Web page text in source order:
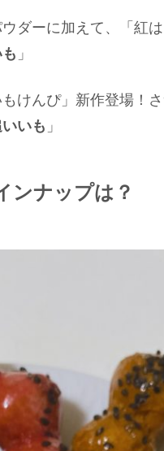
ダーに加えて、「紅
」
けんぴ」新作登場！
いも 」
ンナップは？